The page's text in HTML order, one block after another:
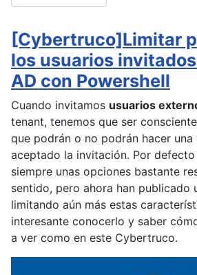
[Cybertruco]Limitar
los usuarios
AD con Powershell
Cuando invitamos usuarios
tenant, tenemos que ser
que podrán o no podrán hacer una
aceptado la invitación. Por defecto
siempre unas opciones bastante
sentido, pero ahora han publicado
limitando aún más estas
interesante conocerlo y saber
a ver como en este Cybertruco.